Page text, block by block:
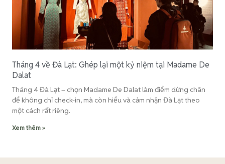
Tháng 4 về Đà Lạt: Ghép lại một kỷ niệm tại Madame De
Dalat
Tháng 4 Đà Lạt – chọn Madame De Dalat làm điểm dừng chân
để không chỉ check-in, mà còn hiểu và cảm nhận Đà Lạt theo
một cách rất riêng.
Xem thêm »